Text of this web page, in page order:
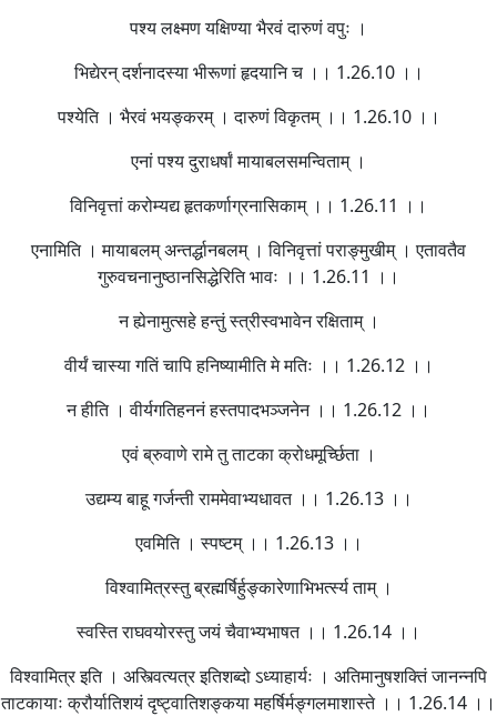
पश्य लक्ष्मण यक्षिण्या भैरवं दारुणं वपुः ।
भिद्येरन् दर्शनादस्या भीरूणां हृदयानि च ।। 1.26.10 ।।
पश्येति । भैरवं भयङ्करम् । दारुणं विकृतम् ।। 1.26.10 ।।
एनां पश्य दुराधर्षां मायाबलसमन्विताम् ।
विनिवृत्तां करोम्यद्य हृतकर्णाग्रनासिकाम् ।। 1.26.11 ।।
एनामिति । मायाबलम् अन्तर्द्धानबलम् । विनिवृत्तां पराङ्मुखीम् । एतावतैव
गुरुवचनानुष्ठानसिद्धेरिति भावः ।। 1.26.11 ।।
न ह्येनामुत्सहे हन्तुं स्त्रीस्वभावेन रक्षिताम् ।
वीर्यं चास्या गतिं चापि हनिष्यामीति मे मतिः ।। 1.26.12 ।।
न हीति । वीर्यगतिहननं हस्तपादभञ्जनेन ।। 1.26.12 ।।
एवं ब्रुवाणे रामे तु ताटका क्रोधमूर्च्छिता ।
उद्यम्य बाहू गर्जन्ती राममेवाभ्यधावत ।। 1.26.13 ।।
एवमिति । स्पष्टम् ।। 1.26.13 ।।
विश्वामित्रस्तु ब्रह्मर्षिर्हुङ्कारेणाभिभर्त्स्य ताम् ।
स्वस्ति राघवयोरस्तु जयं चैवाभ्यभाषत ।। 1.26.14 ।।
विश्वामित्र इति । अस्त्वित्यत्र इतिशब्दो ऽध्याहार्यः । अतिमानुषशक्तिं जानन्नपि
ताटकायाः क्रौर्यातिशयं दृष्ट्वातिशङ्कया महर्षिर्मङ्गलमाशास्ते ।। 1.26.14 ।।